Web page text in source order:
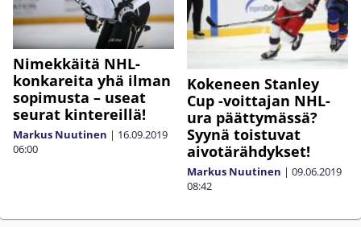
Nimekkäitä NHL-
konkareita yhä ilman
sopimusta – useat
seurat kintereillä!
Markus Nuutinen | 16.09.2019
06:00
Kokeneen Stanley
Cup -voittajan NHL-
ura päättymässä?
Syynä toistuvat
aivotärähdykset!
Markus Nuutinen | 09.06.2019
08:42